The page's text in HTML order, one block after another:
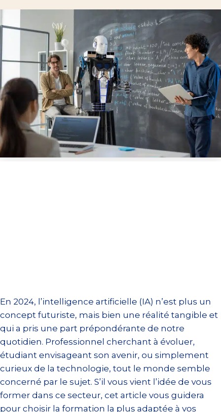
En 2024, l’intelligence artificielle (IA) n’est plus un
concept futuriste, mais bien une réalité tangible et
qui a pris une part prépondérante de notre
quotidien. Professionnel cherchant à évoluer,
étudiant envisageant son avenir, ou simplement
curieux de la technologie, tout le monde semble
concerné par le sujet. S’il vous vient l’idée de vous
former dans ce secteur, cet article vous guidera
pour choisir la formation la plus adaptée à vos